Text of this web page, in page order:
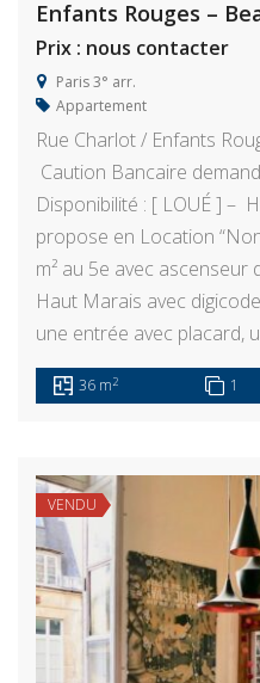
Prix : nous contacter
Paris 3° arr.
Appartement
Rue Charlot / Enfants
Caution Bancaire
Disponibilité : [ LOUÉ ] –
propose en Location
m² au 5e avec ascenseur
Haut Marais avec
une entrée avec placard,
36 m2 1
VENDU